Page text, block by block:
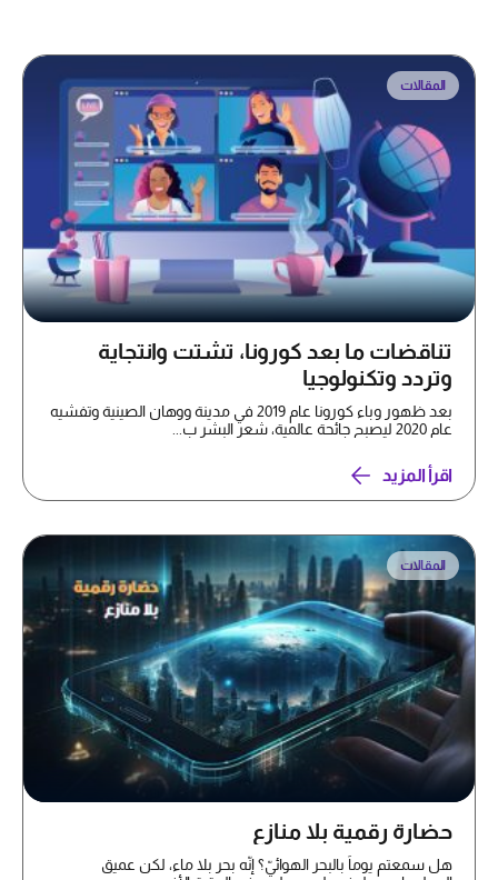
المقالات
تناقضات ما بعد كورونا، تشتت وانتجاية
وتردد وتكنولوجيا
بعد ظهور وباء كورونا عام 2019 في مدينة ووهان الصينية وتفشيه
عام 2020 ليصبح جائحة عالمية، شعر البشر ب...
اقرأ المزيد
المقالات
حضارة رقمية بلا منازع
هل سمعتم يوماً بالبحر الهوائيّ؟ إنّه بحر بلا ماء، لكن عميق